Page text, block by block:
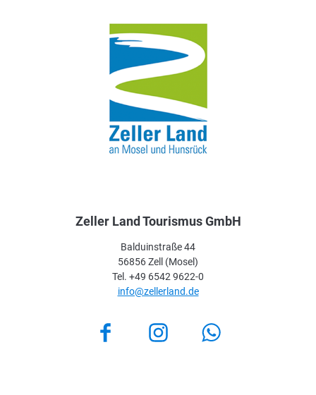
Zeller Land Tourismus GmbH
Balduinstraße 44
56856 Zell (Mosel)
Tel. +49 6542 9622-0
info@zellerland.de
FacebookInstagram